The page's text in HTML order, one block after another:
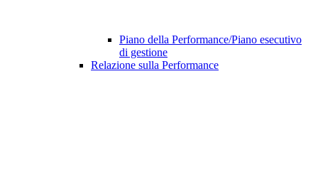
Piano della Performance/Piano esecutivo
di gestione
Relazione sulla Performance